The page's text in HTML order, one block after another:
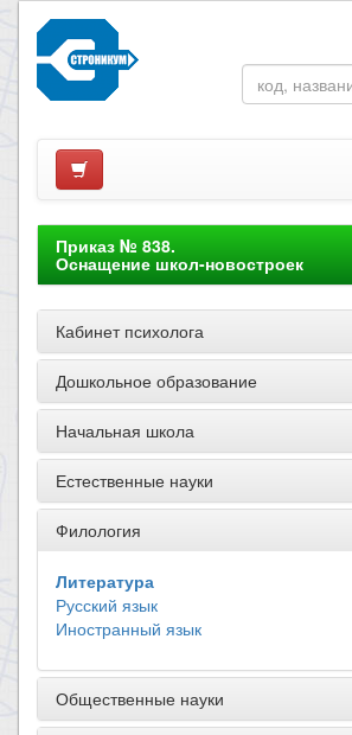
Приказ № 838.
Оснащение школ-новостроек
Кабинет психолога
Дошкольное образование
Начальная школа
Естественные науки
Филология
Литература
Русский язык
Иностранный язык
Общественные науки